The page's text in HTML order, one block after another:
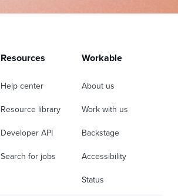
Resources
Help center
Resource library
Developer API
Search for jobs
Workable
About us
Work with us
Backstage
Accessibility
Status